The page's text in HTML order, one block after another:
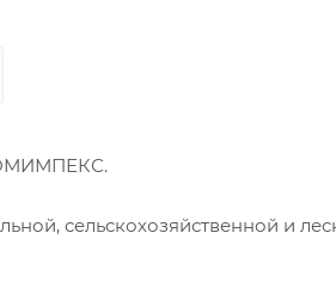
сельскохозяйственной и